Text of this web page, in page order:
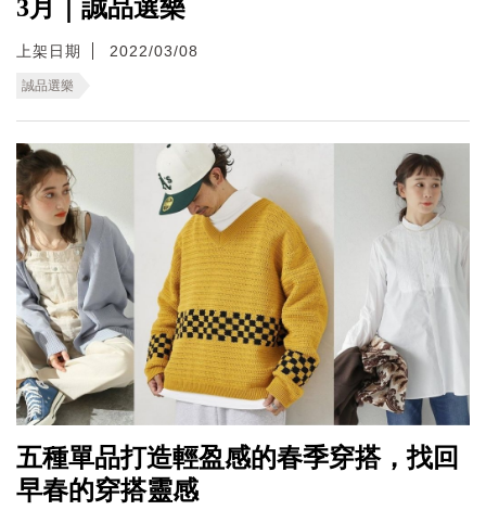
3月｜誠品選樂
上架日期 2022/03/08
誠品選樂
五種單品打造輕盈感的春季穿搭，找回
早春的穿搭靈感